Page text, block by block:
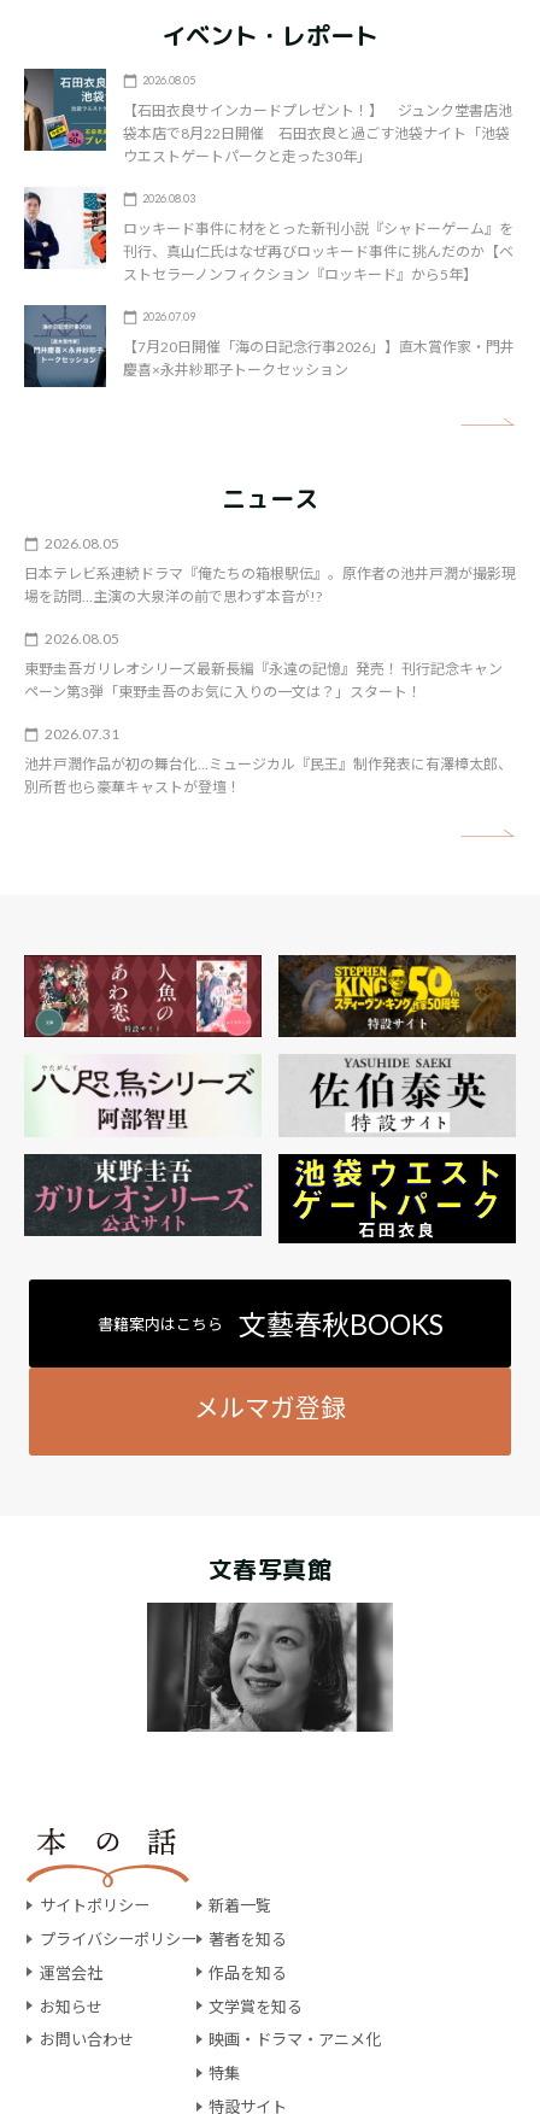
イベント・レポート
2026.08.05
【石田衣良サインカードプレゼント！】 ジュンク堂書店池
袋本店で8月22日開催 石田衣良と過ごす池袋ナイト「池袋
ウエストゲートパークと走った30年」
2026.08.03
ロッキード事件に材をとった新刊小説『シャドーゲーム』を
刊行、真山仁氏はなぜ再びロッキード事件に挑んだのか【ベ
ストセラーノンフィクション『ロッキード』から5年】
2026.07.09
【7月20日開催「海の日記念行事2026」】直木賞作家・門井
慶喜×永井紗耶子トークセッション
ニュース
2026.08.05
日本テレビ系連続ドラマ『俺たちの箱根駅伝』。原作者の池井戸潤が撮影現
場を訪問…主演の大泉洋の前で思わず本音が!?
2026.08.05
東野圭吾ガリレオシリーズ最新長編『永遠の記憶』発売！ 刊行記念キャン
ペーン第3弾「東野圭吾のお気に入りの一文は？」スタート！
2026.07.31
池井戸潤作品が初の舞台化…ミュージカル『民王』制作発表に有澤樟太郎、
別所哲也ら豪華キャストが登壇！
書籍案内はこちら 文藝春秋BOOKS
メルマガ登録
文春写真館
サイトポリシー
プライバシーポリシー
運営会社
お知らせ
お問い合わせ
新着一覧
著者を知る
作品を知る
文学賞を知る
映画・ドラマ・アニメ化
特集
特設サイト